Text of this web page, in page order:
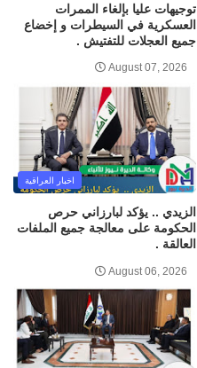
توجيهات عليا بإلغاء الممرات
العسكرية في السيطرات و إخضاع
جميع العجلات للتفتيش .
August 07, 2026
اخبار العراقية
الزيدي .. يؤكد لبارزاني حرص
الحكومة على معالجة جميع الملفات
العالقة .
August 06, 2026